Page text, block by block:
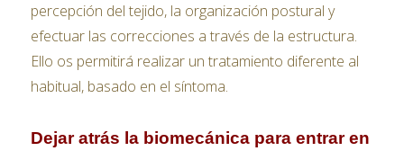
percepción del tejido, la organización postural y
efectuar las correcciones a través de la estructura.
Ello os permitirá realizar un tratamiento diferente al
habitual, basado en el síntoma.
Dejar atrás la biomecánica para entrar en